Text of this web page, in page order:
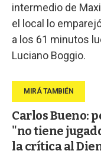
intermedio de
el local lo
a los 61 minutos
Luciano Boggio.
Carlos Bueno:
"no tiene
la crítica al